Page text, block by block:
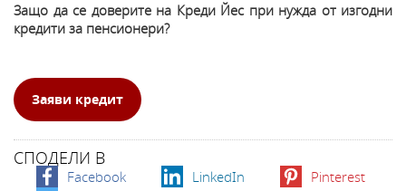
Защо да се доверите на Креди Йес при нужда от изгодни
кредити за пенсионери?
Заяви кредит
СПОДЕЛИ В
Facebook LinkedIn
Pinterest